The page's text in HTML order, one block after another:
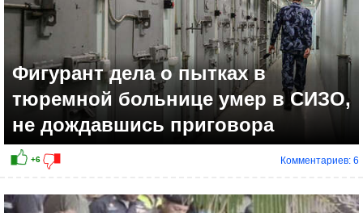
Фигурант дела о пытках в
тюремной больнице умер в СИЗО,
не дождавшись приговора
Комментариев: 6